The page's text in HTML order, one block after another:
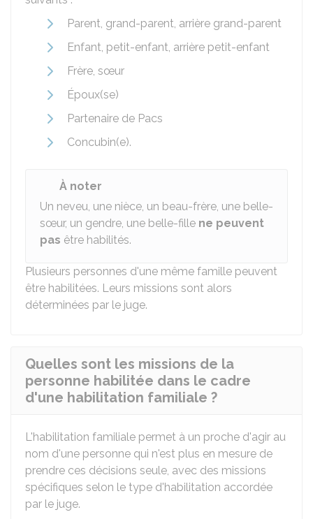
Parent, grand-parent, arrière grand-parent
Enfant, petit-enfant, arrière petit-enfant
Frère, sœur
Époux(se)
Partenaire de Pacs
Concubin(e).
À noter
Un neveu, une nièce, un beau-frère, une belle-
sœur, un gendre, une belle-fille ne peuvent
pas être habilités.
Plusieurs personnes d'une même famille peuvent
être habilitées. Leurs missions sont alors
déterminées par le juge.
Quelles sont les missions de la
personne habilitée dans le cadre
d'une habilitation familiale ?
L'habilitation familiale permet à un proche d'agir au
nom d'une personne qui n'est plus en mesure de
prendre ces décisions seule, avec des missions
spécifiques selon le type d'habilitation accordée
par le juge.